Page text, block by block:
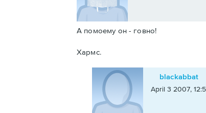
А помоему он - говно!
Хармс.
blackabbat
April 3 2007,